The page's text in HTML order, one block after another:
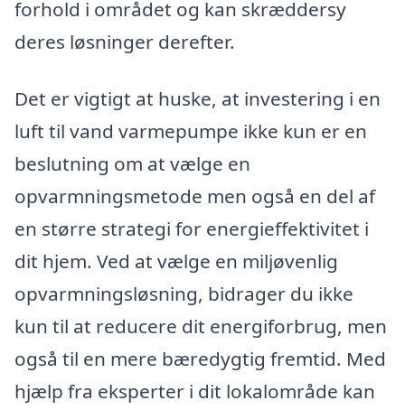
forhold i området og kan skræddersy
deres løsninger derefter.
Det er vigtigt at huske, at investering i en
luft til vand varmepumpe ikke kun er en
beslutning om at vælge en
opvarmningsmetode men også en del af
en større strategi for energieffektivitet i
dit hjem. Ved at vælge en miljøvenlig
opvarmningsløsning, bidrager du ikke
kun til at reducere dit energiforbrug, men
også til en mere bæredygtig fremtid. Med
hjælp fra eksperter i dit lokalområde kan